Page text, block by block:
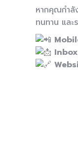
หากคุณกำลั
ทนทาน และ